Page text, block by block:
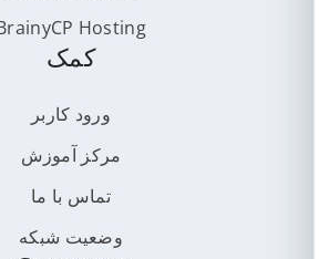
BrainyCP Hosting
کمک
ورود کاربر
مرکز آموزش
تماس با ما
وضعیت شبکه